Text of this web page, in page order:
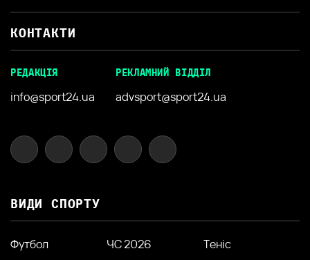
КОНТАКТИ
РЕДАКЦІЯ
info@sport24.ua
РЕКЛАМНИЙ ВІДДІЛ
advsport@sport24.ua
ВИДИ СПОРТУ
Футбол ЧС 2026
Теніс